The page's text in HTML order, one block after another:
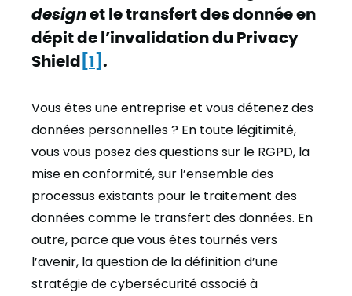
designet le transfert des donnée en
dépit de l’invalidation du Privacy
Shield [1] .
Vous êtes une entreprise et vous détenez des
données personnelles ? En toute légitimité,
vous vous posez des questions sur le RGPD, la
mise en conformité, sur l’ensemble des
processus existants pour le traitement des
données comme le transfert des données. En
outre, parce que vous êtes tournés vers
l’avenir, la question de la définition d’une
stratégie de cybersécurité associé à